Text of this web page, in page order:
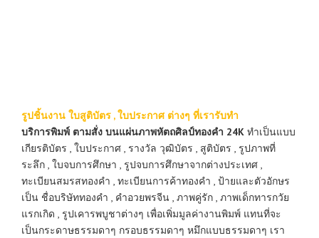
รูปชิ้นงาน ใบสูติบัตร , ใบประกาศ ต่างๆ ที่เรารับทำ
บริการพิมพ์ ตามสั่ง บนแผ่นภาพหัตถศิลป์ทองคำ 24K ทำเป็นแบบ
เกียรติบัตร , ใบประกาศ , รางวัล วุฒิบัตร , สูติบัตร , รูปภาพที่
ระลึก , ใบจบการศึกษา , รูปจบการศึกษาจากต่างประเทศ ,
ทะเบียนสมรสทองคำ , ทะเบียนการค้าทองคำ , ป้ายและตัวอักษร
เป็น ชื่อบริษัททองคำ , คำอวยพรจีน , ภาพคู่รัก , ภาพเด็กทารกวัย
แรกเกิด , รูปเคารพบูชาต่างๆ เพื่อเพิ่มมูลค่างานพิมพ์ แทนที่จะ
เป็นกระดาษธรรมดาๆ กรอบธรรมดาๆ หมึกแบบธรรมดาๆ เรา